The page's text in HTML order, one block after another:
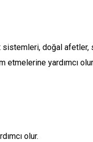
doğal afetler,
yardımcı
olur.